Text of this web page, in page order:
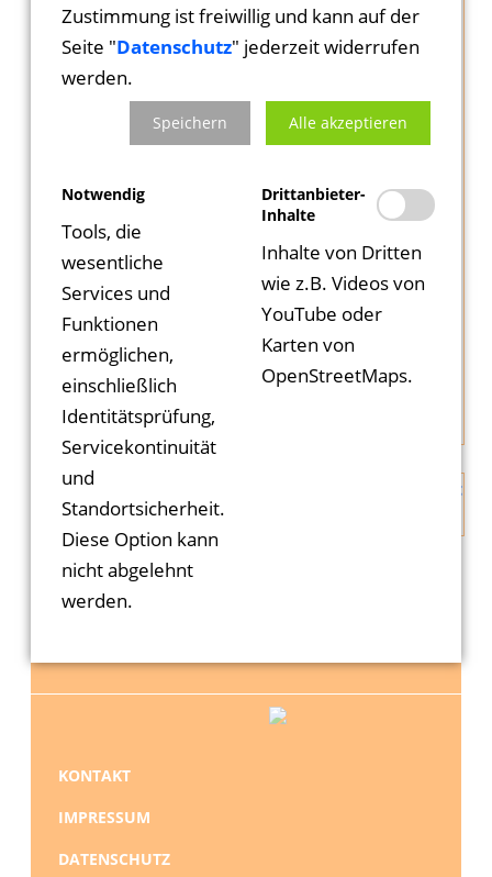
Ortsbürgermeister Karl Schäfer und die
Leiterin des Maikammerer Büros für
Tourismus, Maria Bergold informierten die
südkoreanischen Gäste ausführlich über die
einem Informationsgang durch den Ort
konnten die Besucher Lavendelgarten,
Bürgerhaus, Vinothek und Marktplatz
besichtigen aber auch das neu renovierte
und barrierefreie Freibad sowie der
Mediterrane Garten, dessen 20-jähriges
Bestehen vor Kurzem gefeiert wurde,
beeindruckte die Delegation sehr.
NAVIGATION
KONTAKT
IMPRESSUM
DATENSCHUTZ
Zustimmung ist freiwillig und kann auf der
Seite "Datenschutz" jederzeit widerrufen
werden.
Speichern Alle akzeptieren
Notwendig
Tools, die
wesentliche
Services und
Funktionen
ermöglichen,
einschließlich
Identitätsprüfung,
Servicekontinuität
und
Standortsicherheit.
Diese Option kann
nicht abgelehnt
werden.
Drittanbieter-
Inhalte
Inhalte von Dritten
wie z.B. Videos von
YouTube oder
Karten von
OpenStreetMaps.
Suche